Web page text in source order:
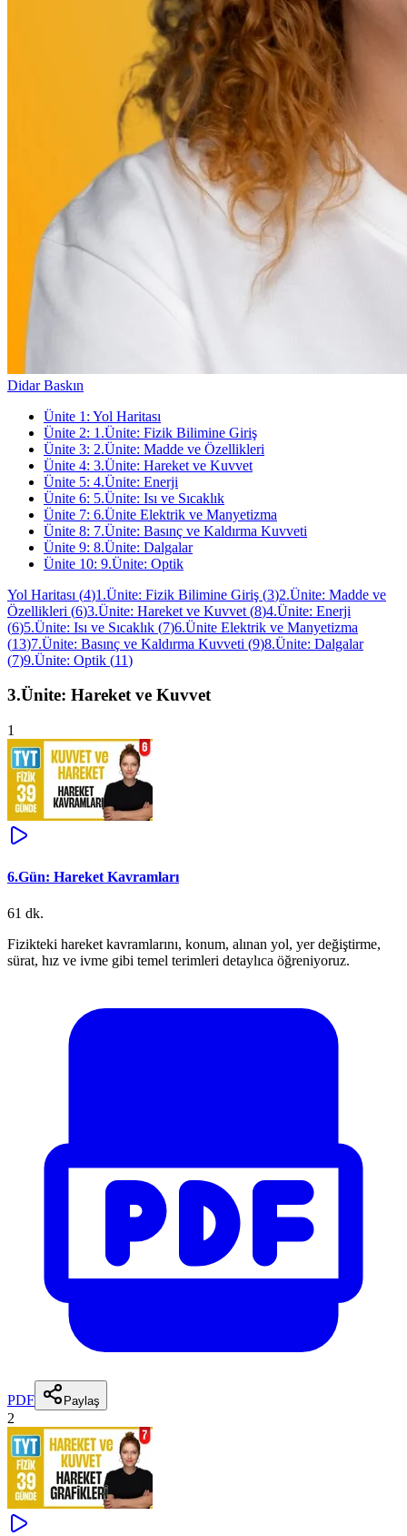
Didar Baskın
Ünite 1 : Yol Haritası
Ünite 2: 1.Ünite: Fizik Bilimine Giriş
Ünite 3: 2.Ünite: Madde ve Özellikleri
Ünite 4: 3.Ünite: Hareket ve Kuvvet
Ünite 5: 4.Ünite: Enerji
Ünite 6: 5.Ünite: Isı ve Sıcaklık
Ünite 7: 6.Ünite Elektrik ve Manyetizma
Ünite 8: 7.Ünite: Basınç ve Kaldırma Kuvveti
Ünite 9: 8.Ünite: Dalgalar
Ünite 10: 9.Ünite: Optik
Yol Haritası (4)1.Ünite: Fizik Bilimine Giriş (3)2.Ünite: Madde ve
Özellikleri (6)3.Ünite: Hareket ve Kuvvet (8)4.Ünite: Enerji
(6)5.Ünite: Isı ve Sıcaklık (7)6.Ünite Elektrik ve Manyetizma
(13)7.Ünite: Basınç ve Kaldırma Kuvveti (9)8.Ünite: Dalgalar
(7)9.Ünite: Optik (11)
3.Ünite: Hareket ve Kuvvet
1
6.Gün: Hareket Kavramları
61 dk.
Fizikteki hareket kavramlarını, konum, alınan yol, yer değiştirme,
sürat, hız ve ivme gibi temel terimleri detaylıca öğreniyoruz.
PDF Paylaş
2